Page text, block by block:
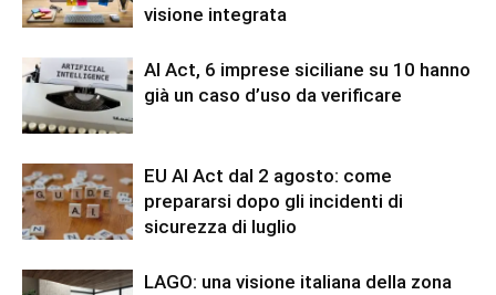
visione integrata
AI Act, 6 imprese siciliane su 10 hanno
già un caso d’uso da verificare
EU AI Act dal 2 agosto: come
prepararsi dopo gli incidenti di
sicurezza di luglio
LAGO: una visione italiana della zona